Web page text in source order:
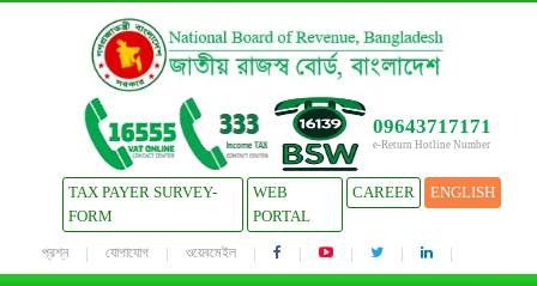
09643717171
e-Return Hotline Number
TAX PAYER SURVEY-
FORM
WEB
PORTAL
CAREER ENGLISH
প্রশ্ন যোগাযোগ ওয়েবমেইল